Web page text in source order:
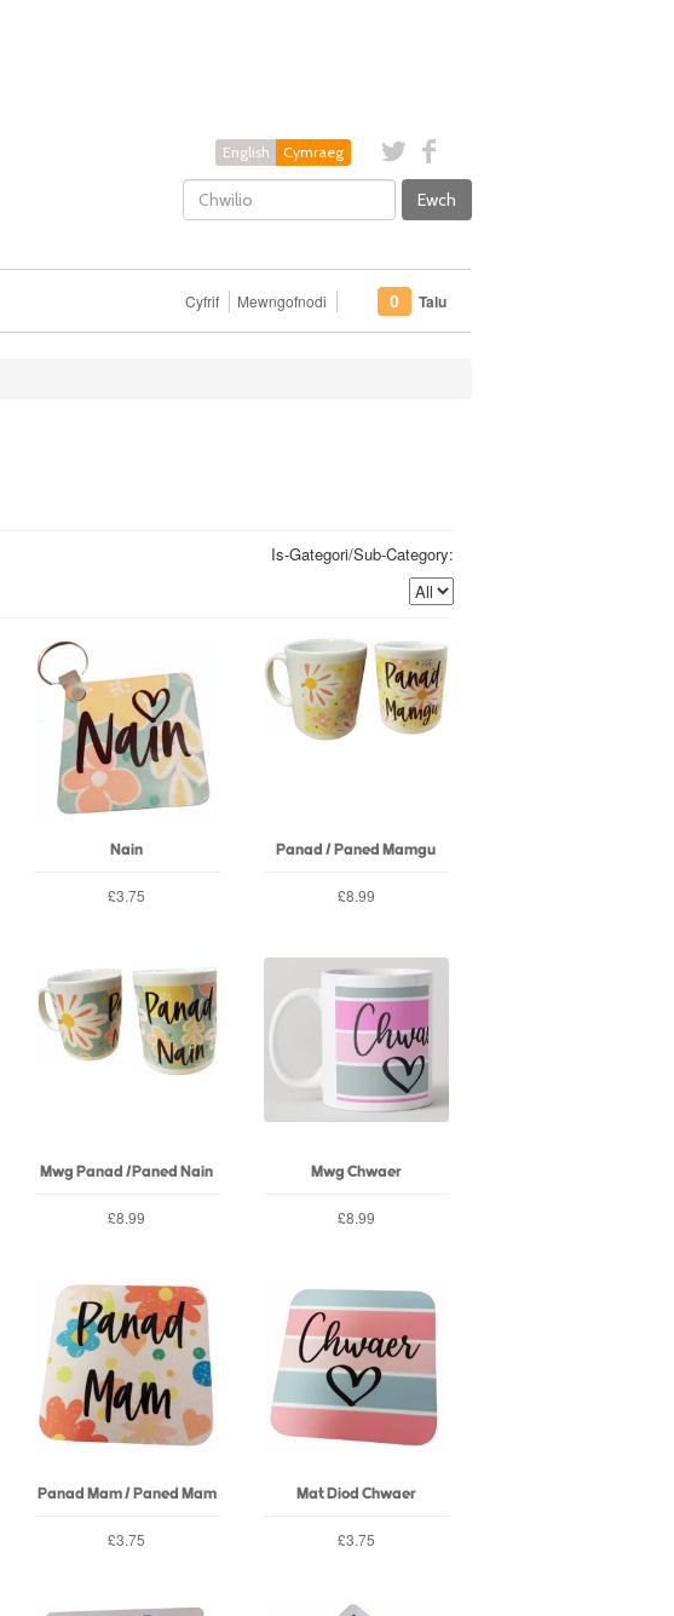
English Cymraeg
Ewch
Cyfrif Mewngofnodi 0 Talu
Is-Gategori/Sub-Category:
Nain
£3.75
Panad / Paned Mamgu
£8.99
Mwg Panad /Paned Nain
£8.99
Mwg Chwaer
£8.99
Panad Mam / Paned Mam
£3.75
Mat Diod Chwaer
£3.75